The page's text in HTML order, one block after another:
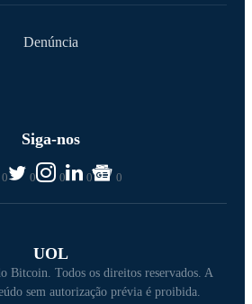
Denúncia
Siga-nos
0 0 0 0 0
UOL
Bitcoin. Todos os direitos reservados. A
sem autorização prévia é proibida.